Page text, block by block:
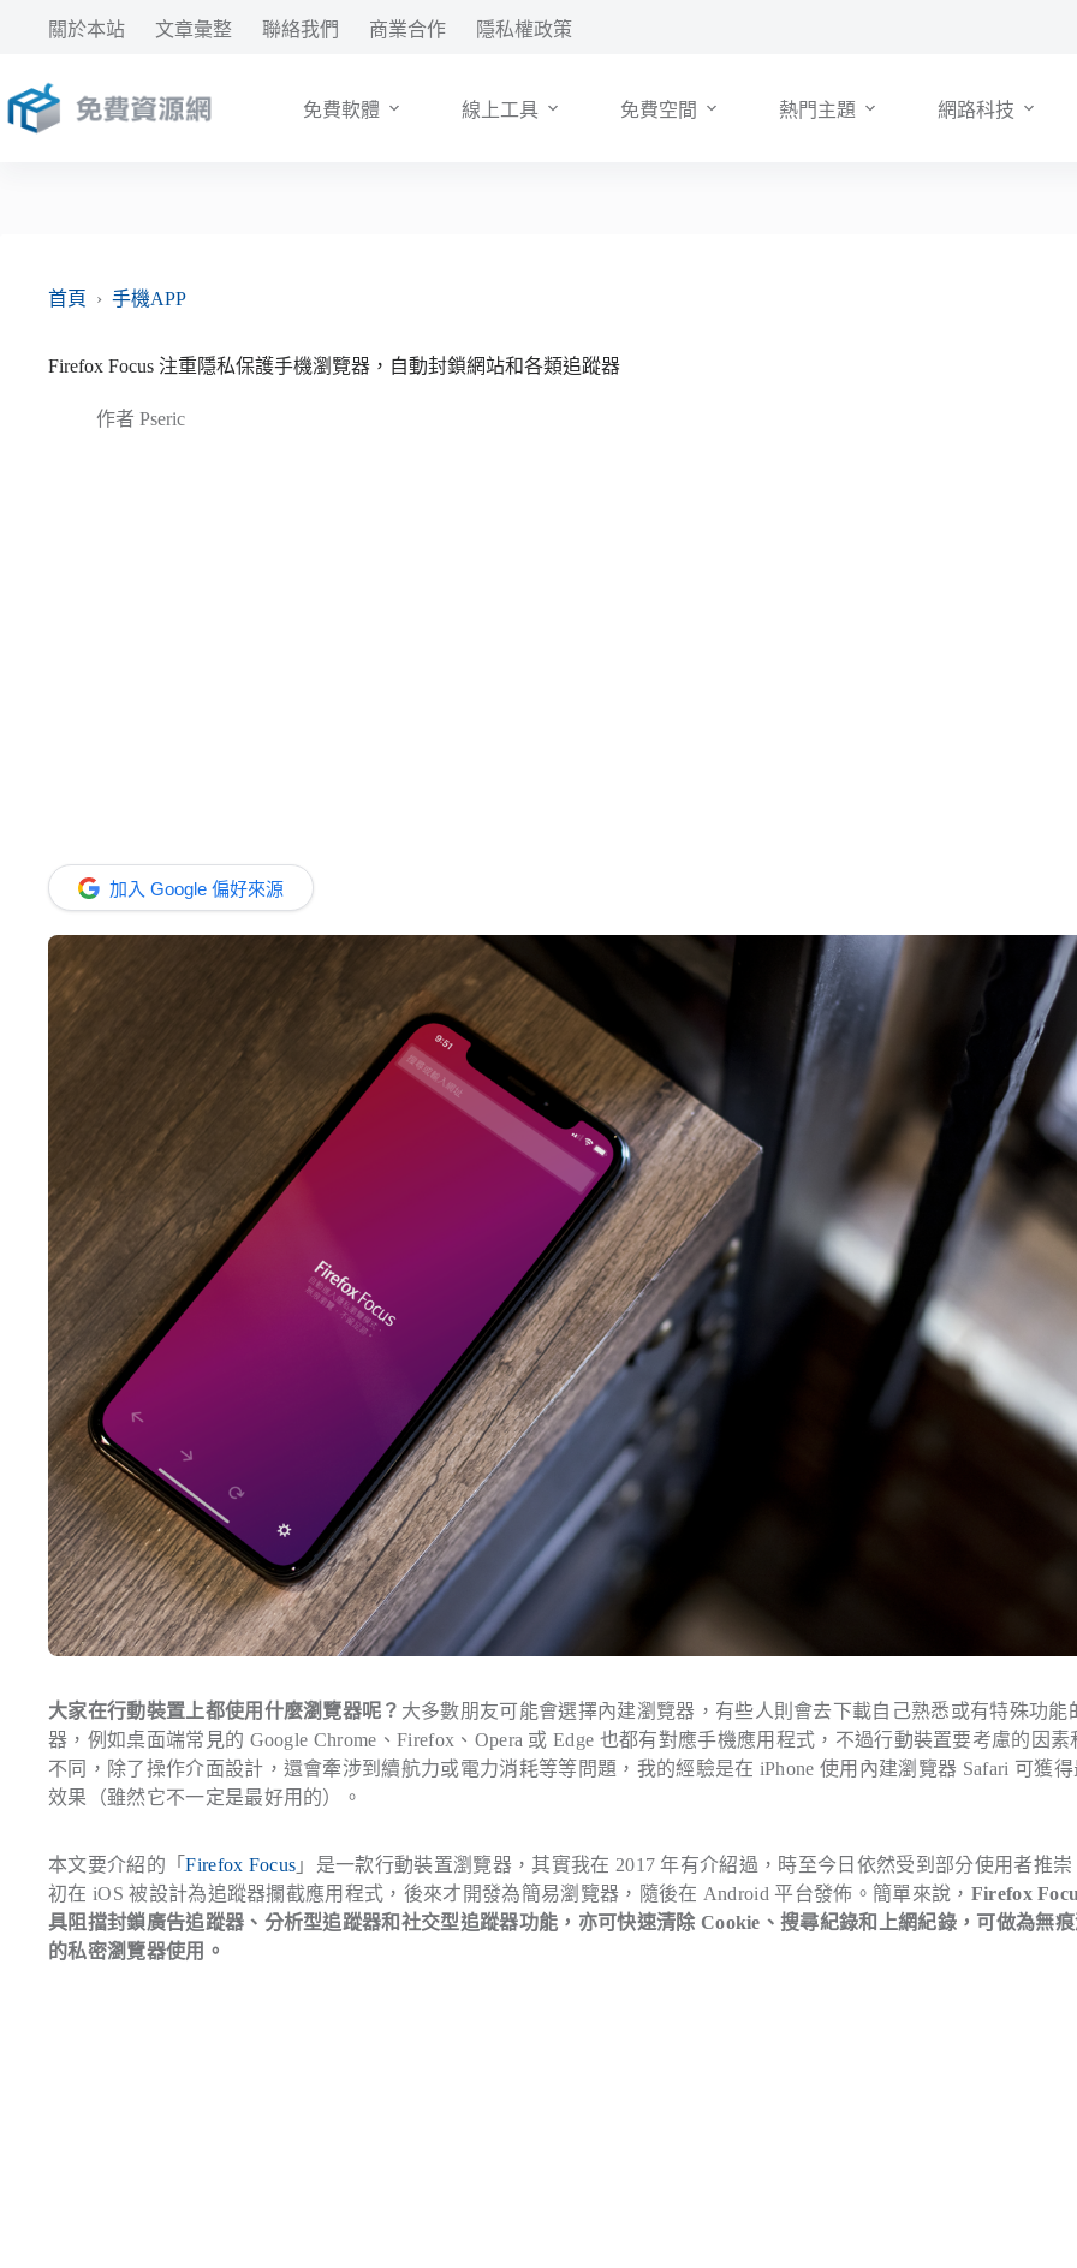
要
內
關於本站 文章彙整 聯絡我們 商業合作 隱私權政策
免費軟體 線上工具 免費空間 熱門主題 網路科技
首頁 › 手機APP
Firefox Focus 注重隱私保護手機瀏覽器，自動封鎖網站和各類追蹤器
作者 Pseric
加入 Google 偏好來源
大家在行動裝置上都使用什麼瀏覽器呢？ 大多數朋友可能會選擇內建瀏覽器，有些人則會去下載自己熟悉或有特殊功能
器，例如桌面端常見的 Google Chrome、Firefox、Opera 或 Edge 也都有對應手機應用程式，不過行動裝置要考慮的因素
不同，除了操作介面設計，還會牽涉到續航力或電力消耗等等問題，我的經驗是在 iPhone 使用內建瀏覽器 Safari 可獲得
效果（雖然它不一定是最好用的）。
本文要介紹的「Firefox Focus 」是一款行動裝置瀏覽器，其實我在 2017 年有介紹過，時至今日依然受到部分使用者推崇
初在 iOS 被設計為追蹤器攔截應用程式，後來才開發為簡易瀏覽器，隨後在 Android 平台發佈。簡單來說， Firefox
具阻擋封鎖廣告追蹤器、分析型追蹤器和社交型追蹤器功能，亦可快速清除 Cookie、搜尋紀錄和上網紀錄，可做為無
的私密瀏覽器使用。